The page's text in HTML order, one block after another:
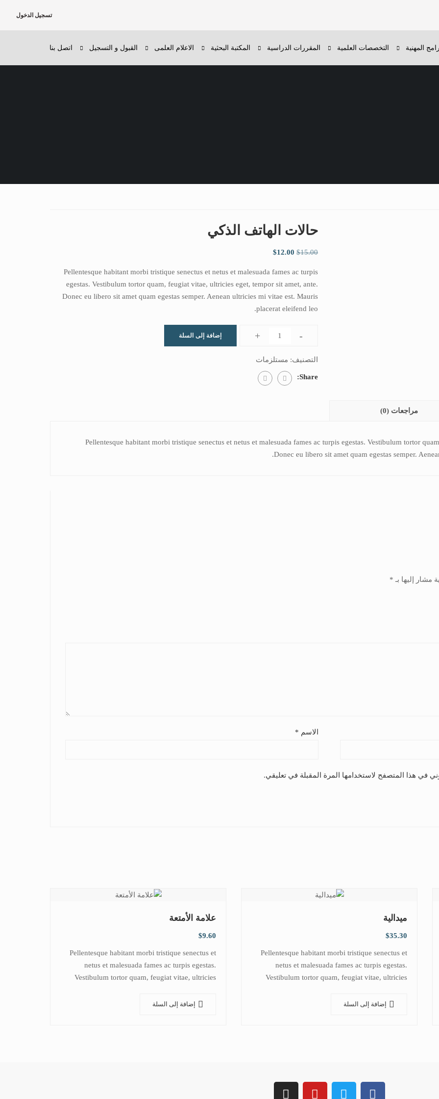
تسجيل الدخول
المهنية التخصصات العلمية المقررات الدراسية المكتبة البحثية الاعلام العلمى القبول و التسجيل اتصل بنا
حالات الهاتف الذكي
$15.00
$12.00
Pellentesque habitant morbi tristique senectus et netus et malesuada fames ac turpis
egestas. Vestibulum tortor quam, feugiat vitae, ultricies eget, tempor sit amet, ante.
Donec eu libero sit amet quam egestas semper. Aenean ultricies mi vitae est. Mauris
placerat eleifend leo.
-
+ إضافة إلى السلة
التصنيف: مستلزمات
Share:
مراجعات (0)
Pellentesque habitant morbi tristique senectus et netus et malesuada fames ac turpis egestas. Vestibulum tortor
Donec eu libero sit amet quam egestas semper.
مشار إليها بـ *
الاسم *
في هذا المتصفح لاستخدامها المرة المقبلة في تعليقي.
ميدالية
$35.30
Pellentesque habitant morbi tristique senectus et
netus et malesuada fames ac turpis egestas.
Vestibulum tortor quam, feugiat vitae, ultricies
amet…
إضافة إلى السلة
علامة الأمتعة
$9.60
Pellentesque habitant morbi tristique senectus et
netus et malesuada fames ac turpis egestas.
Vestibulum tortor quam, feugiat vitae, ultricies
amet…
إضافة إلى السلة